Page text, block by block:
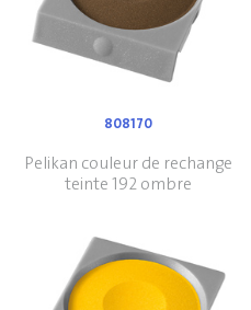
808170
Pelikan couleur de rechange
teinte 192 ombre